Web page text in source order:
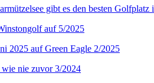
gibt es den besten
auf 5/2025
2025 auf Green Eagle 2/2025
nie zuvor 3/2024